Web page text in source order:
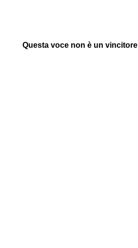
Questa voce non è un vincitore